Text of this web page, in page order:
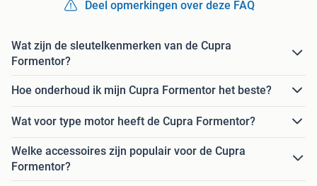
Deel opmerkingen over deze FAQ
Wat zijn de sleutelkenmerken van de Cupra
Formentor?
Hoe onderhoud ik mijn Cupra Formentor het beste?
Wat voor type motor heeft de Cupra Formentor?
Welke accessoires zijn populair voor de Cupra
Formentor?